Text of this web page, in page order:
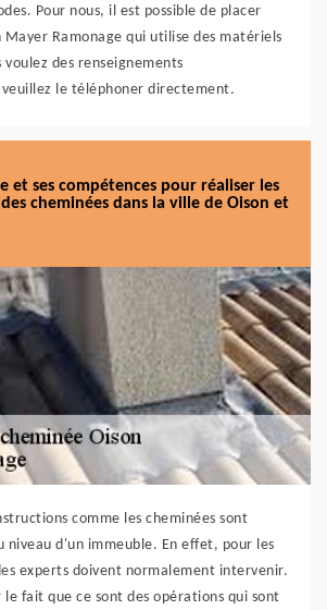
Pour nous, il est possible de placer
Ramonage qui utilise des matériels
voulez des renseignements
le téléphoner directement.
et ses compétences pour réaliser les
cheminées dans la ville de Oison et
comme les cheminées sont
niveau d'un immeuble. En effet, pour les
experts doivent normalement intervenir.
le fait que ce sont des opérations qui sont